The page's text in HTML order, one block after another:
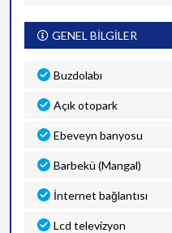
GENEL BİLGİLER
Buzdolabı
Açık otopark
Ebeveyn banyosu
Barbekü (Mangal)
İnternet bağlantısı
Lcd televizyon